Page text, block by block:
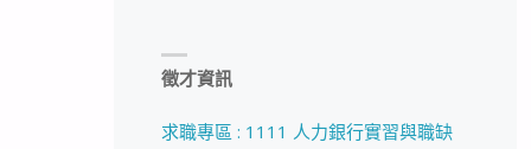
徵才資訊
求職專區 : 1111 人力銀行實習與職缺